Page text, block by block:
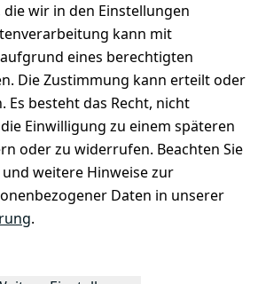
wir in den Einstellungen
kann mit
eines berechtigten
Die Zustimmung kann erteilt oder
Es besteht das Recht, nicht
Einwilligung zu einem späteren
oder zu widerrufen. Beachten Sie
und weitere Hinweise zur
Daten in unserer
.